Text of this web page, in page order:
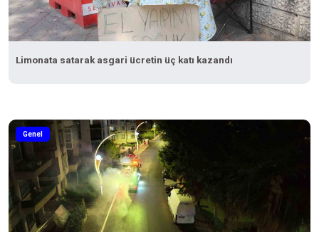
Limonata satarak asgari ücretin üç katı kazandı
Genel